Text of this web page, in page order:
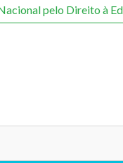
pelo Direito à